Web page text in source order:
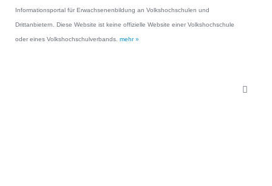
Informationsportal für Erwachsenenbildung an Volkshochschulen und
Drittanbietern. Diese Website ist keine offizielle Website einer Volkshochschule
oder eines Volkshochschulverbands. mehr »